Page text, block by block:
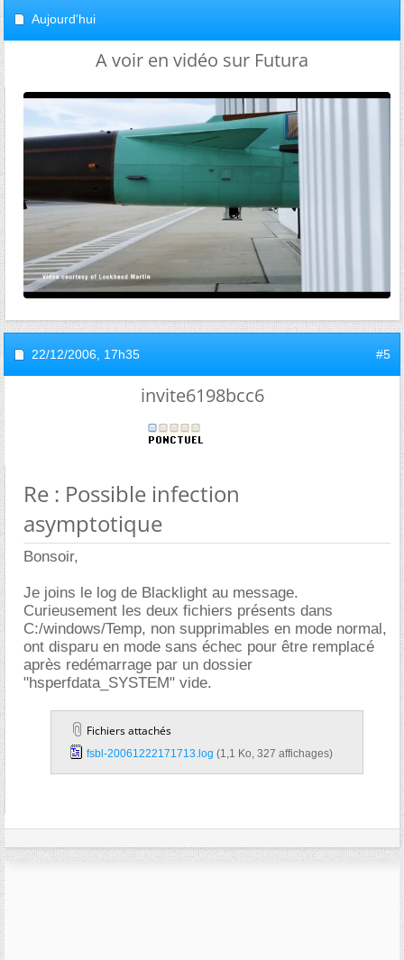
Aujourd'hui
A voir en vidéo sur Futura
22/12/2006, 17h35 #5
invite6198bcc6
Re : Possible infection
asymptotique
Bonsoir,
Je joins le log de Blacklight au message.
Curieusement les deux fichiers présents dans
C:/windows/Temp, non supprimables en mode normal,
ont disparu en mode sans échec pour être remplacé
après redémarrage par un dossier
"hsperfdata_SYSTEM" vide.
Fichiers attachés
fsbl-20061222171713.log‎ (1,1 Ko, 327 affichages)